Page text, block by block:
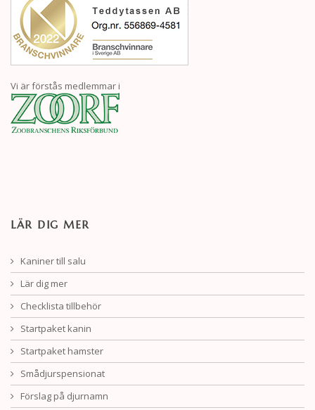
Vi är förstås medlemmar i
LÄR DIG MER
Kaniner till salu
Lär dig mer
Checklista tillbehör
Startpaket kanin
Startpaket hamster
Smådjurspensionat
Förslag på djurnamn